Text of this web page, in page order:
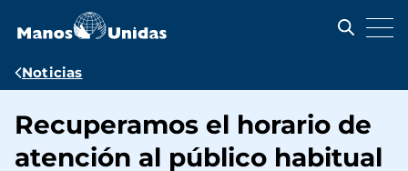
contenido
Ruta
navegación
Noticias
Recuperamos el horario de
atención al público habitual